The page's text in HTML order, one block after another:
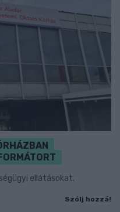
ellátásokat.
Szólj hozzá!